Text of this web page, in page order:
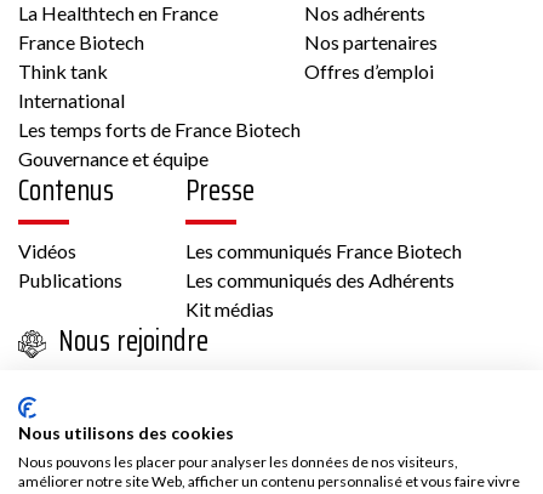
La Healthtech en France
France Biotech
Think tank
International
Les temps forts de France Biotech
Gouvernance et équipe
Nos adhérents
Nos partenaires
Offres d’emploi
Contenus
Vidéos
Publications
Presse
Les communiqués France Biotech
Les communiqués des Adhérents
Kit médias
Nous rejoindre
Adhésion
Les avantages d’adhérer à France Biotech
Accès adhérent
Nous utilisons des cookies
Nous pouvons les placer pour analyser les données de nos visiteurs,
améliorer notre site Web, afficher un contenu personnalisé et vous faire vivre